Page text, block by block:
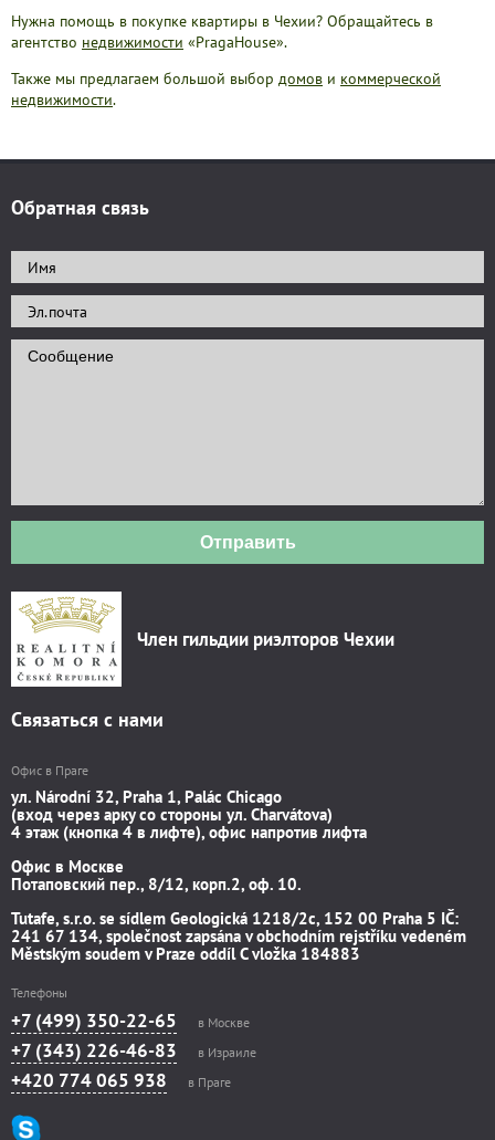
Нужна помощь в покупке квартиры в Чехии? Обращайтесь в
агентство недвижимости «PragaHouse».
Также мы предлагаем большой выбор домов и коммерческой
недвижимости.
Обратная связь
Отправить
Член гильдии риэлторов Чехии
Связаться с нами
Офис в Праге
ул. Národní 32, Praha 1, Palác Chicago
(вход через арку со стороны ул. Charvátova)
4 этаж (кнопка 4 в лифте), офис напротив лифта
Офис в Москве
Потаповский пер., 8/12, корп.2, оф. 10.
Tutafe, s.r.o. se sídlem Geologická 1218/2c, 152 00 Praha 5 IČ:
241 67 134, společnost zapsána v obchodním rejstříku vedeném
Městským soudem v Praze oddíl C vložka 184883
Телефоны
+7 (499) 350-22-65 в Москве
+7 (343) 226-46-83 в Израиле
+420 774 065 938 в Праге